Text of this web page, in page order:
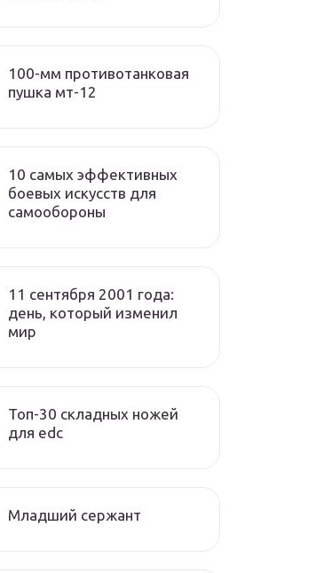
100-мм противотанковая
пушка мт-12
10 самых эффективных
боевых искусств для
самообороны
11 сентября 2001 года:
день, который изменил
мир
Топ-30 складных ножей
для edc
Младший сержант